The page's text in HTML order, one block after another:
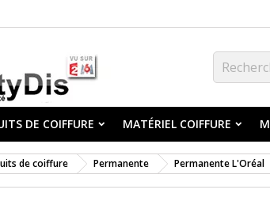
DE COIFFURE MATÉRIEL COIFFURE
de coiffure Permanente Permanente L'Oréal